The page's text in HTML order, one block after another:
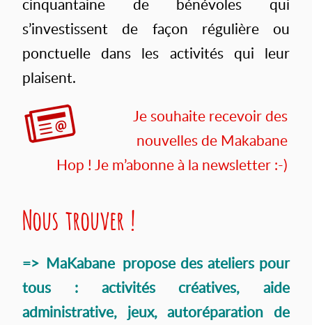
s’investissent de façon régulière ou
ponctuelle dans les activités qui leur
plaisent.
Je souhaite recevoir des
nouvelles de Makabane
Hop ! Je m’abonne à la newsletter :-)
Nous trouver !
=> MaKabane propose des ateliers pour
tous : activités créatives, aide
administrative, jeux, autoréparation de